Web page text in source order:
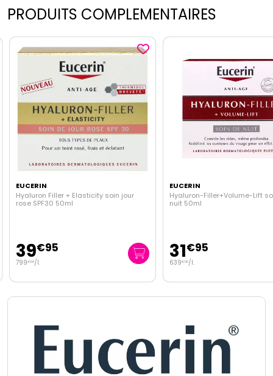
PRODUITS COMPLEMENTAIRES
EUCERIN
Hyaluron Filler + Elasticity soin jour
rose SPF30 50ml
39€95
799€00/l.
EUCERIN
Hyaluron-Filler+Volume-Lift
nuit 50ml
31€95
639€00/l.